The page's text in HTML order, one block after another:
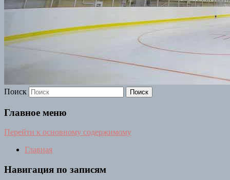
Поиск
Главное меню
Перейти к основному содержимому
Главная
Навигация по записям